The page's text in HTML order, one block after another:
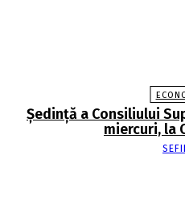
Şedinţă a Consiliului
miercuri, la